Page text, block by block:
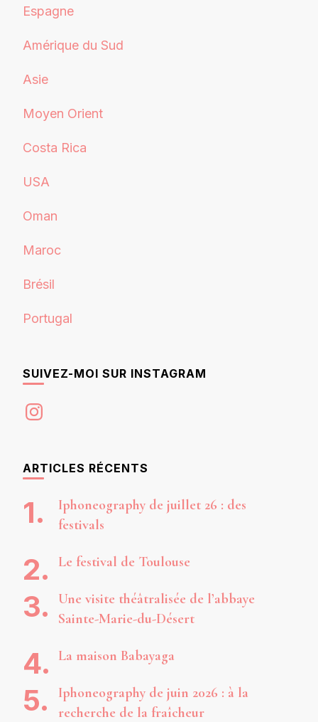
Espagne
Amérique du Sud
Asie
Moyen Orient
Costa Rica
USA
Oman
Maroc
Brésil
Portugal
SUIVEZ-MOI SUR INSTAGRAM
Instagram
ARTICLES RÉCENTS
Iphoneography de juillet 26 : des
festivals
Le festival de Toulouse
Une visite théâtralisée de l’abbaye
Sainte-Marie-du-Désert
La maison Babayaga
Iphoneography de juin 2026 : à la
recherche de la fraîcheur